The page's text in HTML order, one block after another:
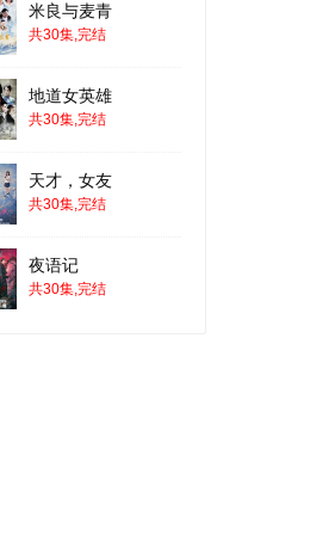
米良与麦青
共30集,完结
地道女英雄
共30集,完结
天才，女友
共30集,完结
夜语记
共30集,完结